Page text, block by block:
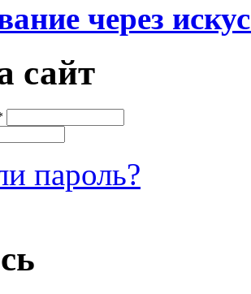
через
сайт
пароль?